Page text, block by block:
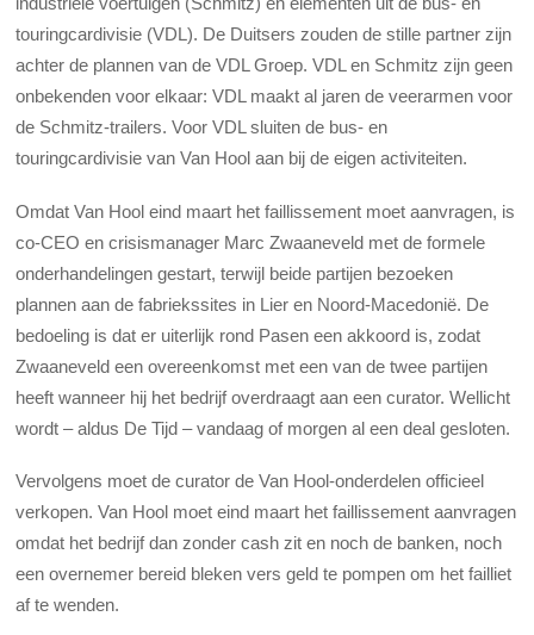
touringcardivisie (VDL). De Duitsers zouden de stille partner zijn
achter de plannen van de VDL Groep. VDL en Schmitz zijn geen
onbekenden voor elkaar: VDL maakt al jaren de veerarmen voor
de Schmitz-trailers. Voor VDL sluiten de bus- en
touringcardivisie van Van Hool aan bij de eigen activiteiten.
Omdat Van Hool eind maart het faillissement moet aanvragen, is
co-CEO en crisismanager Marc Zwaaneveld met de formele
onderhandelingen gestart, terwijl beide partijen bezoeken
plannen aan de fabriekssites in Lier en Noord-Macedonië. De
bedoeling is dat er uiterlijk rond Pasen een akkoord is, zodat
Zwaaneveld een overeenkomst met een van de twee partijen
heeft wanneer hij het bedrijf overdraagt aan een curator. Wellicht
wordt – aldus De Tijd – vandaag of morgen al een deal gesloten.
Vervolgens moet de curator de Van Hool-onderdelen officieel
verkopen. Van Hool moet eind maart het faillissement aanvragen
omdat het bedrijf dan zonder cash zit en noch de banken, noch
een overnemer bereid bleken vers geld te pompen om het failliet
af te wenden.